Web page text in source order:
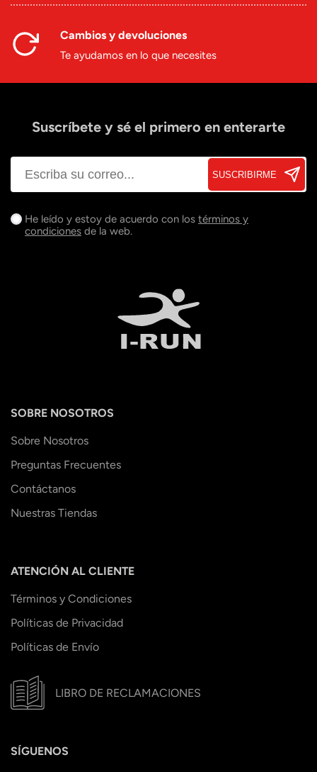
Cambios y devoluciones
Te ayudamos en lo que necesites
Suscríbete y sé el primero en enterarte
SUSCRIBIRME
He leído y estoy de acuerdo con los términos y
condiciones de la web.
SOBRE NOSOTROS
Sobre Nosotros
Preguntas Frecuentes
Contáctanos
Nuestras Tiendas
ATENCIÓN AL CLIENTE
Términos y Condiciones
Políticas de Privacidad
Políticas de Envío
LIBRO DE RECLAMACIONES
SÍGUENOS